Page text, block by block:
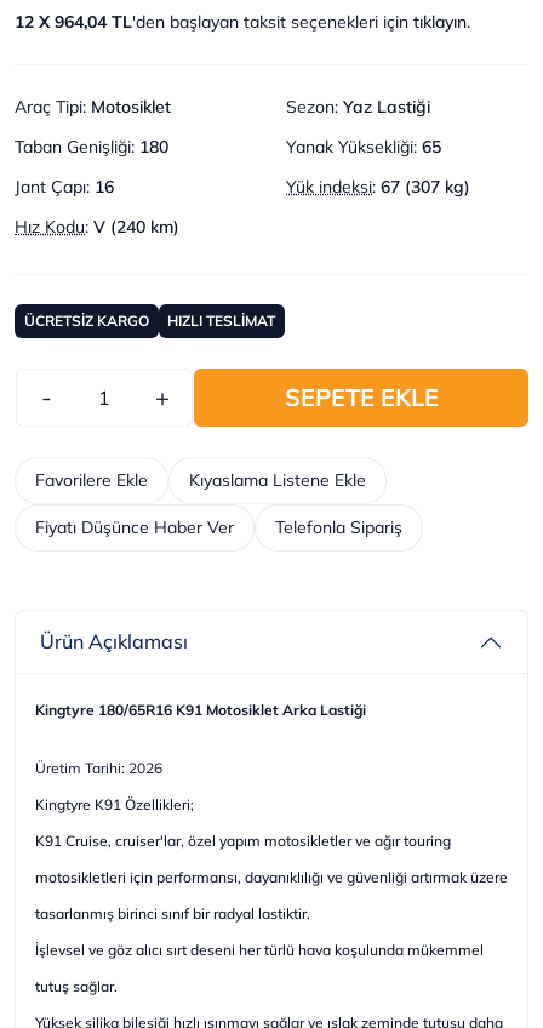
12 X 964,04 TL'den başlayan taksit seçenekleri için tıklayın.
Araç Tipi: Motosiklet Sezon: Yaz Lastiği
Taban Genişliği: 180 Yanak Yüksekliği: 65
Jant Çapı: 16 Yük indeksi: 67 (307 kg)
Hız Kodu: V (240 km)
ÜCRETSİZ KARGO HIZLI TESLİMAT
- + SEPETE EKLE
Telefonla Sipariş
Kıyaslama Listene Ekle
Favorilere Ekle
Fiyatı Düşünce Haber Ver
Ürün Açıklaması
Kingtyre 180/65R16 K91 Motosiklet Arka Lastiği
Üretim Tarihi: 2026
Kingtyre K91 Özellikleri;
K91 Cruise, cruiser'lar, özel yapım motosikletler ve ağır touring
motosikletleri için performansı, dayanıklılığı ve güvenliği artırmak üzere
tasarlanmış birinci sınıf bir radyal lastiktir.
İşlevsel ve göz alıcı sırt deseni her türlü hava koşulunda mükemmel
tutuş sağlar.
Yüksek silika bileşiği hızlı ısınmayı sağlar ve ıslak zeminde tutuşu daha